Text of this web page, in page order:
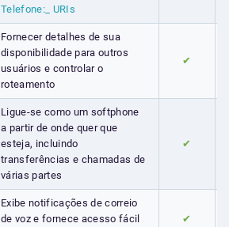
Telefone:_ URIs
Fornecer detalhes de sua
disponibilidade para outros
usuários e controlar o
roteamento
✔
Ligue-se como um softphone
a partir de onde quer que
esteja, incluindo
transferências e chamadas de
várias partes
✔
Exibe notificações de correio
de voz e fornece acesso fácil
✔